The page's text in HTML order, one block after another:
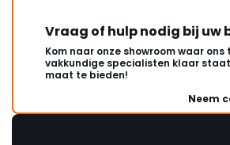
Vraag of hulp nodig bij uw
Kom naar onze showroom waar ons
vakkundige specialisten klaar
maat te bieden!
Neem